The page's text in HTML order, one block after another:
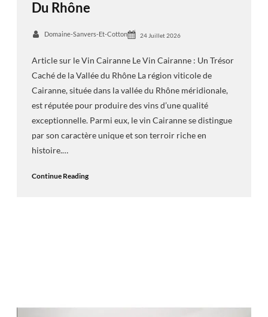
Du Rhône
Domaine-Sanvers-Et-Cotton 24 Juillet 2026
Article sur le Vin Cairanne Le Vin Cairanne : Un Trésor
Caché de la Vallée du Rhône La région viticole de
Cairanne, située dans la vallée du Rhône méridionale,
est réputée pour produire des vins d’une qualité
exceptionnelle. Parmi eux, le vin Cairanne se distingue
par son caractère unique et son terroir riche en
histoire.…
Continue Reading